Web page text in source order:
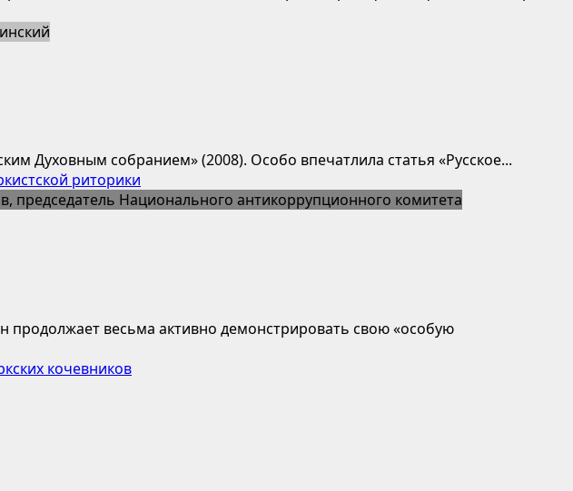
Духовным собранием» (2008). Особо впечатлила статья «Русское...
риторики
продолжает весьма активно демонстрировать свою «особую
кочевников